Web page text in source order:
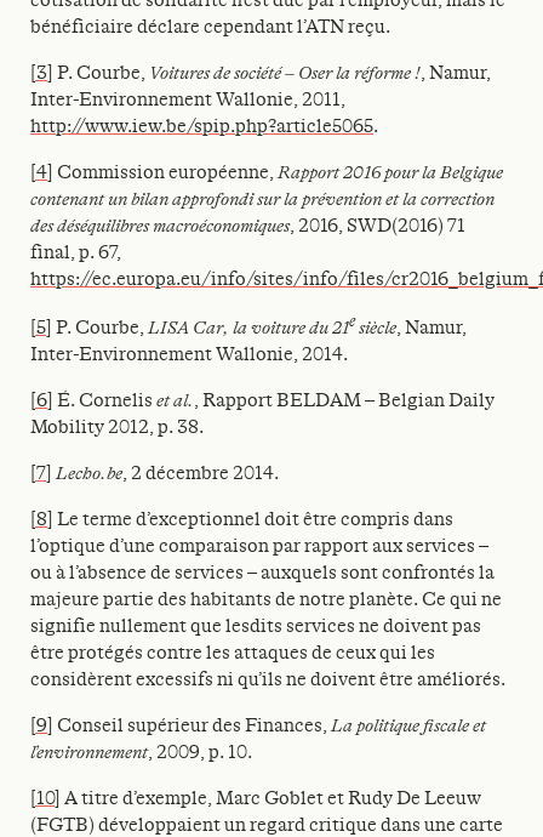
bénéficiaire déclare cependant l’ATN reçu.
[3] P. Courbe, Voitures de société – Oser la réforme !, Namur,
Inter-Environnement Wallonie, 2011,
http://www.iew.be/spip.php?article5065.
[4] Commission européenne,Rapport 2016 pour la Belgique
contenant un bilan approfondi sur la prévention et la correction
des déséquilibres macroéconomiques, 2016, SWD(2016) 71
final, p. 67,
https://ec.europa.eu/info/sites/info/files/
[5] P. Courbe,LISA Car, la voiture du 21esiècle, Namur,
Inter-Environnement Wallonie, 2014.
[6] É. Cornelis et al., Rapport BELDAM – Belgian Daily
Mobility 2012, p. 38.
[7] Lecho.be, 2 décembre 2014.
[8] Le terme d’exceptionnel doit être compris dans
l’optique d’une comparaison par rapport aux services –
ou à l’absence de services – auxquels sont confrontés la
majeure partie des habitants de notre planète. Ce qui ne
signifie nullement que lesdits services ne doivent pas
être protégés contre les attaques de ceux qui les
considèrent excessifs ni qu’ils ne doivent être améliorés.
[9] Conseil supérieur des Finances,La politique fiscale et
l’environnement, 2009, p. 10.
[10] A titre d’exemple, Marc Goblet et Rudy De Leeuw
(FGTB) développaient un regard critique dans une carte